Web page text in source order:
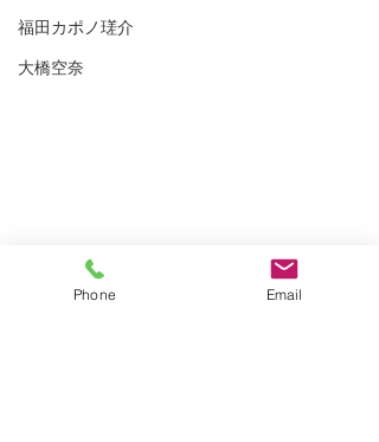
福田カポノ瑳介
大橋空奈
Phone Email